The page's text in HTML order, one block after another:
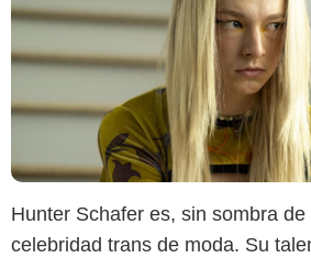
Hunter Schafer es, sin sombra de
celebridad trans de moda. Su